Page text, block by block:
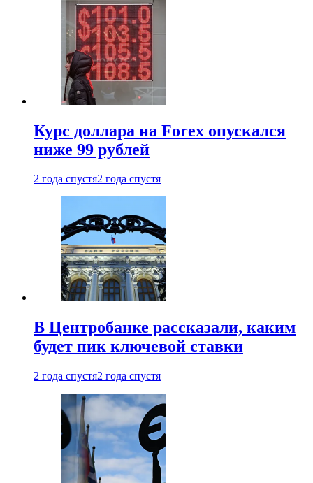
Курс доллара на Forex опускался
ниже 99 рублей
2 года спустя2 года спустя
В Центробанке рассказали, каким
будет пик ключевой ставки
2 года спустя2 года спустя